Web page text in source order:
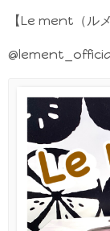
【Le ment（ル